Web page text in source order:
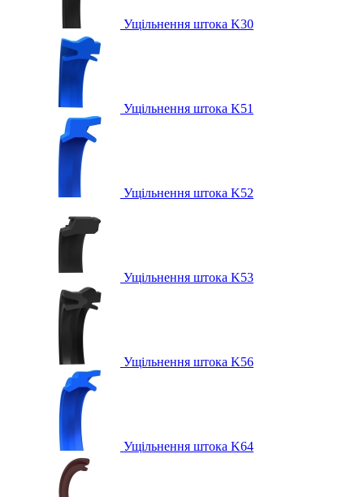
Ущільнення штока K30
Ущільнення штока K51
Ущільнення штока K52
Ущільнення штока K53
Ущільнення штока K56
Ущільнення штока K64